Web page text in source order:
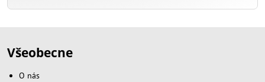
Všeobecne
O nás